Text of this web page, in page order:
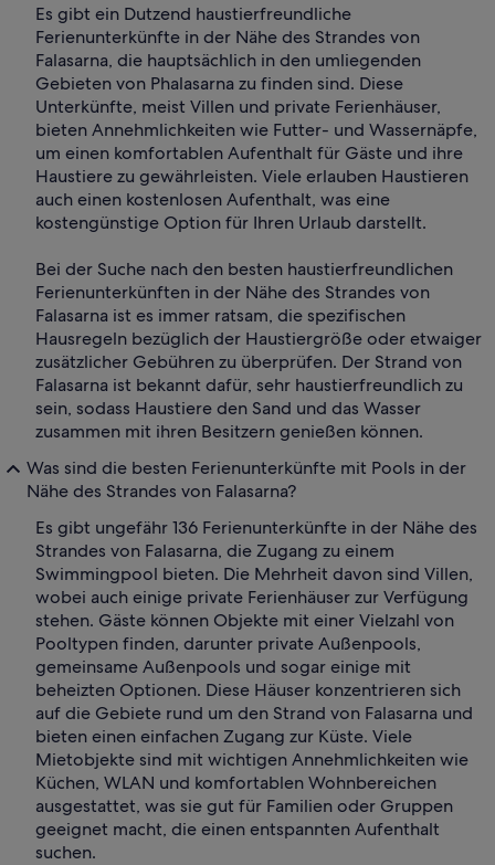
Es gibt ein Dutzend haustierfreundliche
Ferienunterkünfte in der Nähe des Strandes von
Falasarna, die hauptsächlich in den umliegenden
Gebieten von Phalasarna zu finden sind. Diese
Unterkünfte, meist Villen und private Ferienhäuser,
bieten Annehmlichkeiten wie Futter- und Wassernäpfe,
um einen komfortablen Aufenthalt für Gäste und ihre
Haustiere zu gewährleisten. Viele erlauben Haustieren
auch einen kostenlosen Aufenthalt, was eine
kostengünstige Option für Ihren Urlaub darstellt.
Bei der Suche nach den besten haustierfreundlichen
Ferienunterkünften in der Nähe des Strandes von
Falasarna ist es immer ratsam, die spezifischen
Hausregeln bezüglich der Haustiergröße oder etwaiger
zusätzlicher Gebühren zu überprüfen. Der Strand von
Falasarna ist bekannt dafür, sehr haustierfreundlich zu
sein, sodass Haustiere den Sand und das Wasser
zusammen mit ihren Besitzern genießen können.
Was sind die besten Ferienunterkünfte mit Pools in der
Nähe des Strandes von Falasarna?
Es gibt ungefähr 136 Ferienunterkünfte in der Nähe des
Strandes von Falasarna, die Zugang zu einem
Swimmingpool bieten. Die Mehrheit davon sind Villen,
wobei auch einige private Ferienhäuser zur Verfügung
stehen. Gäste können Objekte mit einer Vielzahl von
Pooltypen finden, darunter private Außenpools,
gemeinsame Außenpools und sogar einige mit
beheizten Optionen. Diese Häuser konzentrieren sich
auf die Gebiete rund um den Strand von Falasarna und
bieten einen einfachen Zugang zur Küste. Viele
Mietobjekte sind mit wichtigen Annehmlichkeiten wie
Küchen, WLAN und komfortablen Wohnbereichen
ausgestattet, was sie gut für Familien oder Gruppen
geeignet macht, die einen entspannten Aufenthalt
suchen.